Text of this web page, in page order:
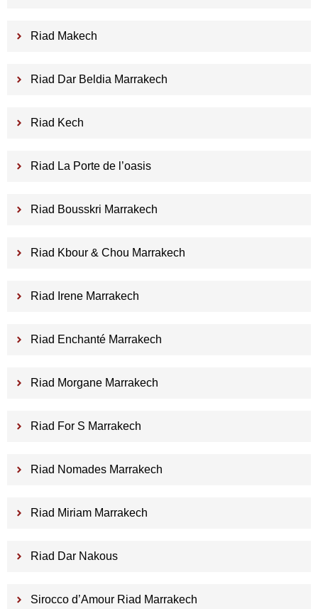
Riad Makech
Riad Dar Beldia Marrakech
Riad Kech
Riad La Porte de l’oasis
Riad Bousskri Marrakech
Riad Kbour & Chou Marrakech
Riad Irene Marrakech
Riad Enchanté Marrakech
Riad Morgane Marrakech
Riad For S Marrakech
Riad Nomades Marrakech
Riad Miriam Marrakech
Riad Dar Nakous
Sirocco d’Amour Riad Marrakech